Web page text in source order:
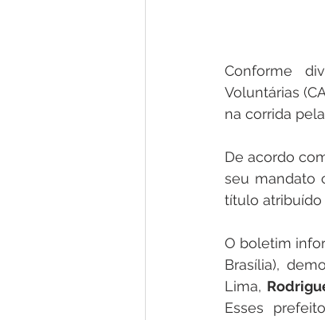
Conforme
Voluntárias
na corrida
De acordo
seu mandato
título atribuído
O boletim
Brasília),
Lima,
Esses